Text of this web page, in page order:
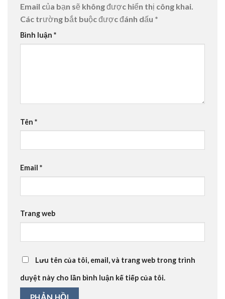
Email của bạn sẽ không được hiển thị công khai.
Các trường bắt buộc được đánh dấu *
Bình luận *
Tên *
Email *
Trang web
Lưu tên của tôi, email, và trang web trong trình
duyệt này cho lần bình luận kế tiếp của tôi.